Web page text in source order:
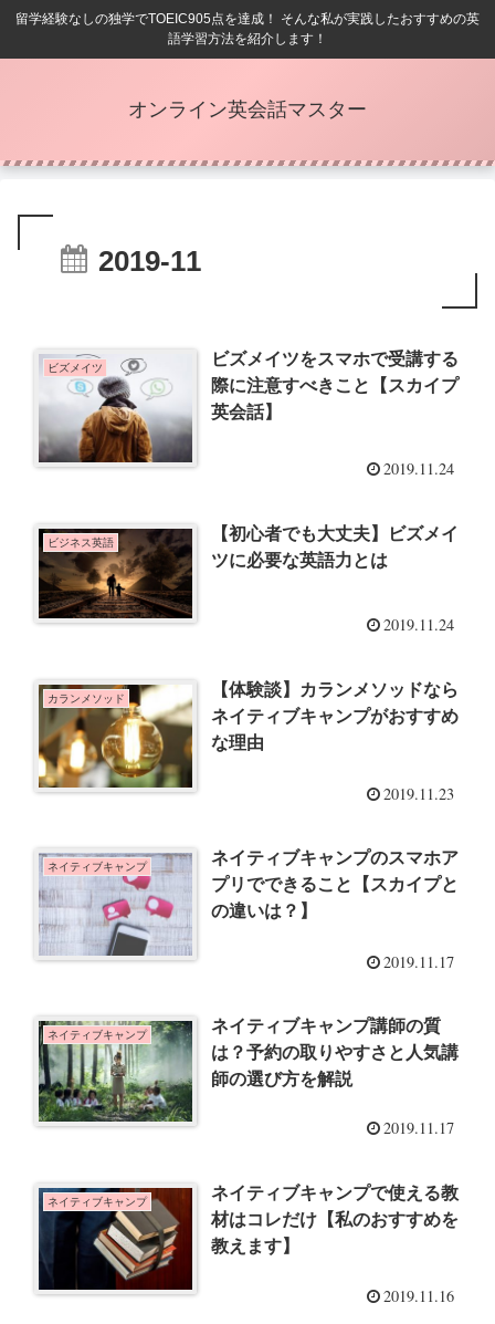
留学経験なしの独学でTOEIC905点を達成！ そんな私が実践したおすすめの英
語学習方法を紹介します！
オンライン英会話マスター
2019-11
ビズメイツ
ビズメイツをスマホで受講する
際に注意すべきこと【スカイプ
英会話】
2019.11.24
ビジネス英語
【初心者でも大丈夫】ビズメイ
ツに必要な英語力とは
2019.11.24
カランメソッド
【体験談】カランメソッドなら
ネイティブキャンプがおすすめ
な理由
2019.11.23
ネイティブキャンプ
ネイティブキャンプのスマホア
プリでできること【スカイプと
の違いは？】
2019.11.17
ネイティブキャンプ
ネイティブキャンプ講師の質
は？予約の取りやすさと人気講
師の選び方を解説
2019.11.17
ネイティブキャンプ
ネイティブキャンプで使える教
材はコレだけ【私のおすすめを
教えます】
2019.11.16